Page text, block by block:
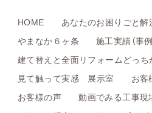
HOME
あなたのお困りごと解
やまなか６ヶ条
施工実績（事
建て替えと全面リフォームどっち
見て触って実感 展示室
お客
お客様の声
動画でみる工事現